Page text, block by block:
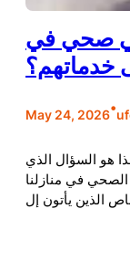
صحي في
خدماتهم؟
May 24, 2026•
هو السؤال الذي
في منازلنا